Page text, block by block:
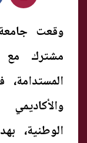
وقعت
مشترك مع
والأكاديمي
الوطنية،